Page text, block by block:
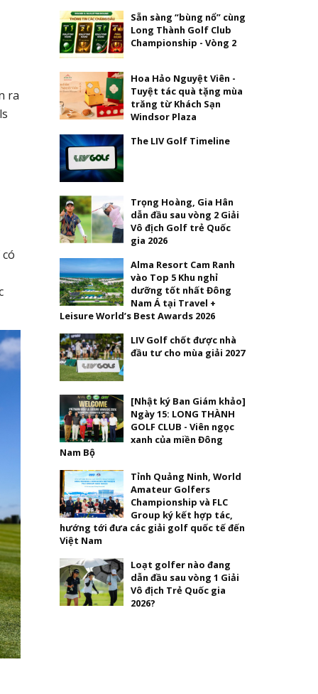
ra
Sẵn sàng “bùng nổ” cùng
Long Thành Golf Club
Championship - Vòng 2
Hoa Hảo Nguyệt Viên -
Tuyệt tác quà tặng mùa
trăng từ Khách Sạn
Windsor Plaza
The LIV Golf Timeline
Trọng Hoàng, Gia Hân
dẫn đầu sau vòng 2 Giải
Vô địch Golf trẻ Quốc
gia 2026
Alma Resort Cam Ranh
vào Top 5 Khu nghỉ
dưỡng tốt nhất Đông
Nam Á tại Travel +
Leisure World’s Best Awards 2026
LIV Golf chốt được nhà
đầu tư cho mùa giải 2027
[Nhật ký Ban Giám khảo]
Ngày 15: LONG THÀNH
GOLF CLUB - Viên ngọc
xanh của miền Đông
Nam Bộ
Tỉnh Quảng Ninh, World
Amateur Golfers
Championship và FLC
Group ký kết hợp tác,
hướng tới đưa các giải golf quốc tế đến
Việt Nam
Loạt golfer nào đang
dẫn đầu sau vòng 1 Giải
Vô địch Trẻ Quốc gia
2026?